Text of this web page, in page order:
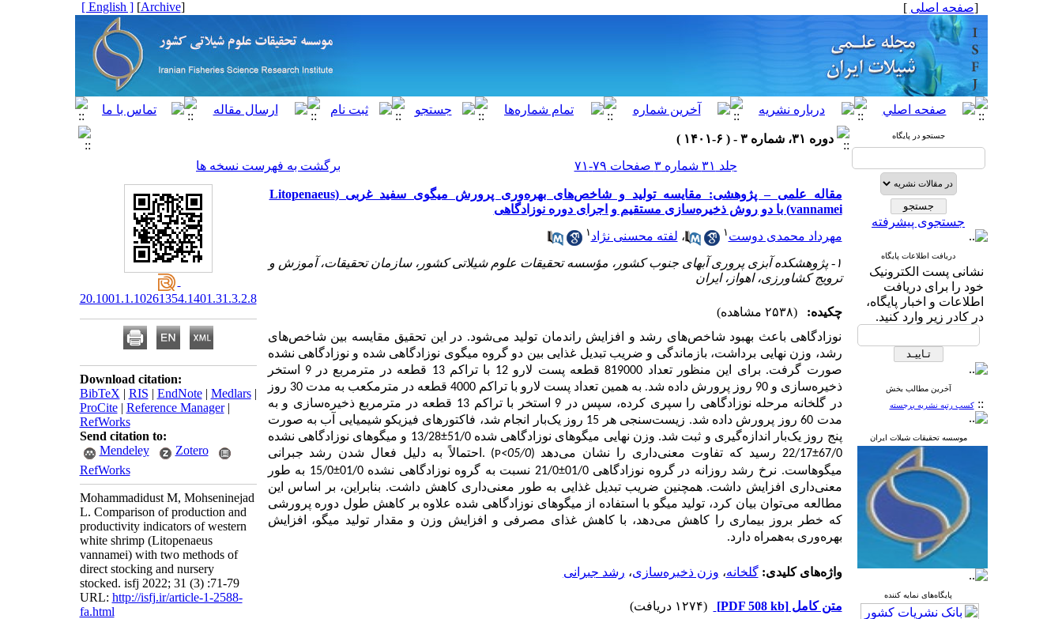
[صفحه اصلی ]
[
Archive
]
[ English ]
جستجو در پایگاه
جستجوی پیشرفته
دریافت اطلاعات پایگاه
نشانی پست الکترونیک
خود را برای دریافت
اطلاعات و اخبار پایگاه،
در کادر زیر وارد کنید.
آخرین مطالب بخش
::کسب رتبه نشریه برجسته
موسسه تحقیقات شیلات ایران
پایگاه‌های نمایه کننده
دوره ۳۱، شماره ۳ - ( ۶-۱۴۰۱ )
جلد ۳۱ شماره ۳ صفحات ۷۹-۷۱
برگشت به فهرست نسخه ها
مقاله علمی – پژوهشی:‌ مقایسه تولید و شاخص‌های بهره‌وری پرورش میگوی سفید غربی (Litopenaeus
vannamei) با دو روش ذخیره‌سازی مستقیم و اجرای دوره نوزادگاهی
مهرداد محمدی دوست ۱ ، لفته محسنی نژاد ۱
۱- پژوهشکده آبزی پروری آبهای جنوب کشور، مؤسسه تحقیقات علوم شیلاتی کشور، سازمان تحقیقات، آموزش و
ترویج کشاورزی، اهواز، ایران
چکیده: (۲۵۳۸ مشاهده)
نوزادگاهی باعث بهبود شاخص‌های رشد و افزایش راندمان تولید می‌شود. در این تحقیق مقایسه بین شاخص‌های
رشد، وزن نهایی برداشت، بازماندگی و ضریب تبدیل غذایی بین دو گروه میگوی نوزادگاهی شده و نوزادگاهی نشده
صورت گرفت. برای این منظور تعداد 819000 قطعه پست لارو 12 با تراکم 13 قطعه در مترمربع
در 9 استخر
ذخیره‌سازی و 90 روز پرورش داده شد
.
به همین تعداد پست لارو با تراکم 4000 قطعه در مترمکعب به مدت 30 روز
در گلخانه مرحله نوزادگاهی را سپری کرده، سپس در 9 استخر با تراکم 13 قطعه در مترمربع ذخیره‌سازی و به
مدت 60 روز پرورش داده شد. زیست‌سنجی هر 15 روز یک‌بار انجام شد، فاکتورهای فیزیکو شیمیایی آب به‌ صورت
پنج روز یک‌بار اندازه‌گیری و ثبت شد. وزن نهایی میگوهای نوزادگاهی شده51/0
±
13/28 و میگوهای نوزادگاهی نشده
67/0
±22/17 رسید که تفاوت معنی‌داری را نشان می‌دهد (
05/0>
P
) .احتمالاً به دلیل فعال شدن رشد جبرانی
میگوهاست. نرخ رشد روزانه در
گروه نوزادگاهی01/0
±21/0 نسبت به گروه نوزادگاهی نشده 01/0
±
15/0 به‌ طور
معنی‌داری افزایش داشت. همچنین ضریب تبدیل غذایی به ‌طور معنی‌داری کاهش داشت. بنابراین، بر اساس این
مطالعه می‌توان بیان کرد، تولید میگو با استفاده از میگوهای نوزادگاهی شده علاوه بر کاهش طول دوره پرورشی
که خطر بروز بیماری را کاهش می‌دهد، با کاهش غذای مصرفی و افزایش وزن و مقدار تولید میگو، افزایش
بهره‌وری به‌همراه دارد.
واژه‌های کلیدی:گلخانه، وزن ذخیره‌سازی، رشد جبرانی
متن کامل[PDF 508 kb]
(۱۲۷۴ دریافت)
20.1001.1.10261354.1401.31.3.2.8
Download citation:
BibTeX | RIS | EndNote| Medlars|
ProCite| Reference Manager|
RefWorks
Send citation to:
Mendeley
Zotero
RefWorks
Mohammadidust M, Mohseninejad
L. Comparison of production and
productivity indicators of western
white shrimp (Litopenaeus
vannamei) with two methods of
direct stocking and nursery
stocked. isfj 2022; 31 (3) :71-79
URL: http://isfj.ir/article-1-2588-
fa.html